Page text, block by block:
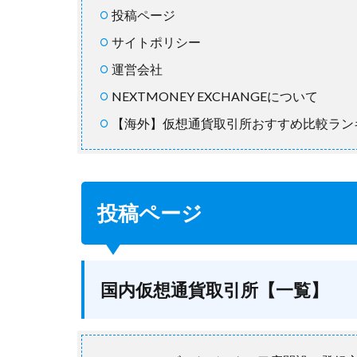
投稿ページ
サイトポリシー
運営会社
NEXTMONEY EXCHANGEについて
【海外】仮想通貨取引所おすすめ比較ラ
投稿ページ
国内仮想通貨取引所【一覧】